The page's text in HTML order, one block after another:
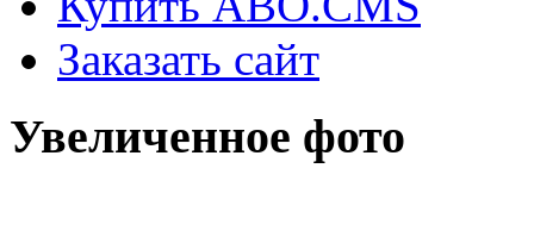
Заказать сайт
Увеличенное фото